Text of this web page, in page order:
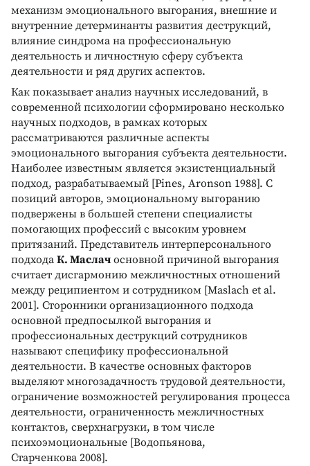
механизм эмоционального выгорания, внешние и
внутренние детерминанты развития деструкций,
влияние синдрома на профессиональную
деятельность и личностную сферу субъекта
деятельности и ряд других аспектов.
Как показывает анализ научных исследований, в
современной психологии сформировано несколько
научных подходов, в рамках которых
рассматриваются различные аспекты
эмоционального выгорания субъекта деятельности.
Наиболее известным является экзистенциальный
подход, разрабатываемый [Pines, Aronson 1988]. С
позиций авторов, эмоциональному выгоранию
подвержены в большей степени специалисты
помогающих профессий с высоким уровнем
притязаний. Представитель интерперсонального
подхода К. Маслач основной причиной выгорания
считает дисгармонию межличностных отношений
между реципиентом и сотрудником [Maslach et al.
2001]. Сторонники организационного подхода
основной предпосылкой выгорания и
профессиональных деструкций сотрудников
называют специфику профессиональной
деятельности. В качестве основных факторов
выделяют многозадачность трудовой деятельности,
ограничение возможностей регулирования процесса
деятельности, ограниченность межличностных
контактов, сверхнагрузки, в том числе
психоэмоциональные [Водопьянова,
Старченкова 2008].